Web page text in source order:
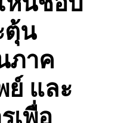
ตุ้น
ภาค
ย์ และ
เพื่อ